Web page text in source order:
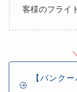
客様のフライ
【バンク